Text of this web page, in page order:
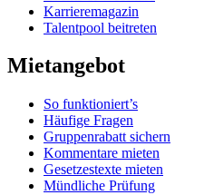
Karrieremagazin
Talentpool beitreten
Mietangebot
So funktioniert’s
Häufige Fragen
Gruppenrabatt sichern
Kommentare mieten
Gesetzestexte mieten
Mündliche Prüfung